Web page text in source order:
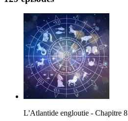
L'Atlantide engloutie - Chapitre 8